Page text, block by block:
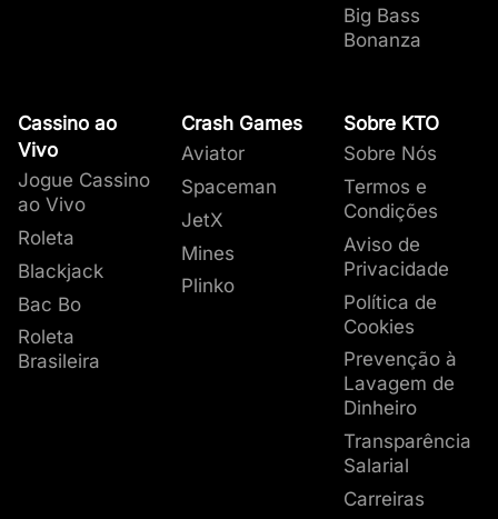
Big Bass
Bonanza
Cassino ao
Vivo
Jogue Cassino
ao Vivo
Roleta
Blackjack
Bac Bo
Roleta
Brasileira
Crash Games
Aviator
Spaceman
JetX
Mines
Plinko
Sobre KTO
Sobre Nós
Termos e
Condições
Aviso de
Privacidade
Política de
Cookies
Prevenção à
Lavagem de
Dinheiro
Transparência
Salarial
Carreiras